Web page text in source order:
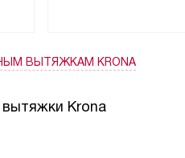
вытяжку на
и рециркуляция. Это
ВЫТЯЖКАМ KRONA
Krona